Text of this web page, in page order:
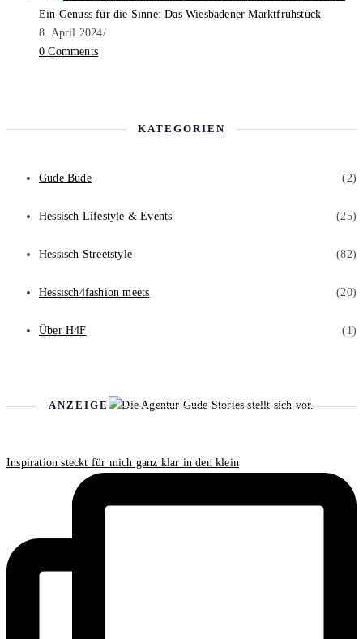
Ein Genuss für die Sinne: Das Wiesbadener Marktfrühstück
8. April 2024/
0 Comments
KATEGORIEN
Gude Bude (2)
Hessisch Lifestyle & Events (25)
Hessisch Streetstyle (82)
Hessisch4fashion meets (20)
Über H4F (1)
ANZEIGE
Inspiration steckt für mich ganz klar in den klein